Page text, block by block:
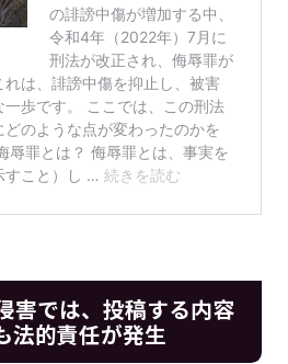
害では、投稿する内容
法的責任が発生